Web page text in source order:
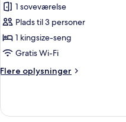
Executive
Suite,
1
King
Sea
1 soveværelse
Plads til 3 personer
1 kingsize-seng
Gratis Wi-Fi
Flere oplysninger
Flere
Suite,